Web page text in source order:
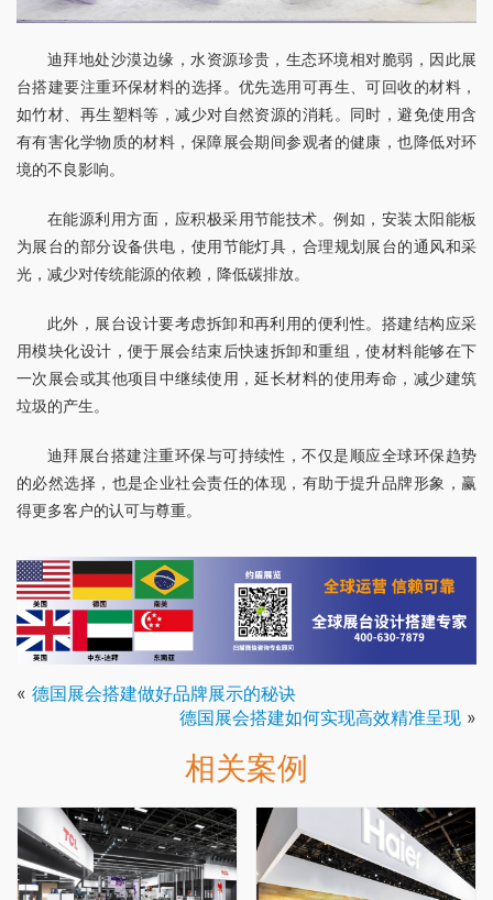
迪拜地处沙漠边缘，水资源珍贵，生态环境相对脆弱，因此展
台搭建要注重环保材料的选择。优先选用可再生、可回收的材料，
如竹材、再生塑料等，减少对自然资源的消耗。同时，避免使用含
有有害化学物质的材料，保障展会期间参观者的健康，也降低对环
境的不良影响。
在能源利用方面，应积极采用节能技术。例如，安装太阳能板
为展台的部分设备供电，使用节能灯具，合理规划展台的通风和采
光，减少对传统能源的依赖，降低碳排放。
此外，展台设计要考虑拆卸和再利用的便利性。搭建结构应采
用模块化设计，便于展会结束后快速拆卸和重组，使材料能够在下
一次展会或其他项目中继续使用，延长材料的使用寿命，减少建筑
垃圾的产生。
迪拜展台搭建注重环保与可持续性，不仅是顺应全球环保趋势
的必然选择，也是企业社会责任的体现，有助于提升品牌形象，赢
得更多客户的认可与尊重。
« 德国展会搭建做好品牌展示的秘诀
德国展会搭建如何实现高效精准呈现 »
相关案例